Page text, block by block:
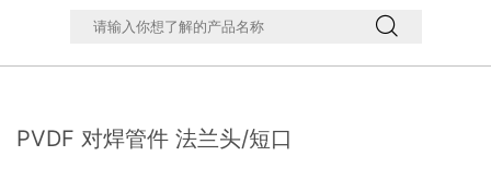

PVDF 对焊管件 法兰头/短口